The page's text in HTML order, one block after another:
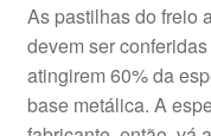
As pastilhas do freio
devem ser
atingirem 60% da
base metálica. A